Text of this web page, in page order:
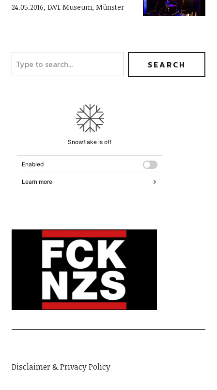
24.05.2016, LWL Museum, Münster
Disclaimer & Privacy Policy